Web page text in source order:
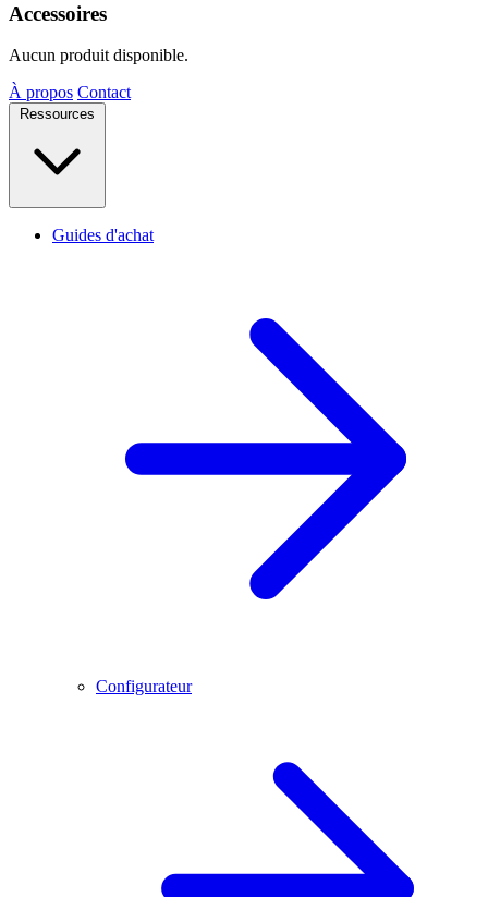
Accessoires
Aucun produit disponible.
À propos Contact
Ressources
Guides d'achat
Configurateur